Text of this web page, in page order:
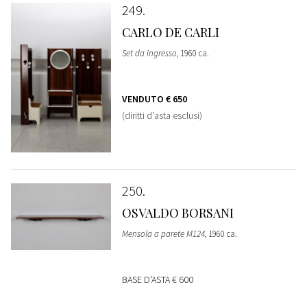
249
CARLO DE CARLI
Set da ingresso, 1960 ca.
VENDUTO € 650
(diritti d'asta esclusi)
250
OSVALDO BORSANI
Mensola a parete M124, 1960 ca.
BASE D'ASTA€ 600